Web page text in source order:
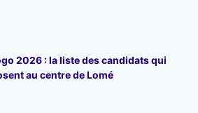
2026 : la liste des candidats qui
au centre de Lomé